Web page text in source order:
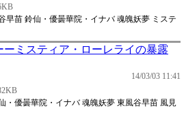
早苗 鈴仙・優曇華院・イナバ 魂魄妖夢 ミステ
ミスティア・ローレライの暴露
14/03/03 11:41
・優曇華院・イナバ 魂魄妖夢 東風谷早苗 風見